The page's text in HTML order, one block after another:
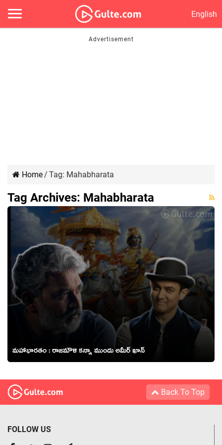
English
Home/ Tag: Mahabharata
Tag Archives: Mahabharata
మహాభారతం : రాజమౌళి కన్నా ముందు అమీర్ ఖాన్
Back To Top
FOLLOW US